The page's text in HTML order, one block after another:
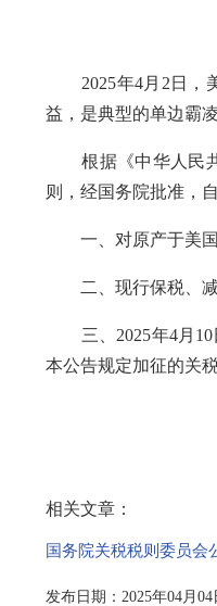
2025年4月2日，美
益，是典型的单边霸凌
根据《中华人民共
则，经国务院批准，
一、对原产于美国
二、现行保税、减
三、2025年4月10
本公告规定加征的关税
相关文章：
国务院关税税则委员
发布日期：2025年04月04